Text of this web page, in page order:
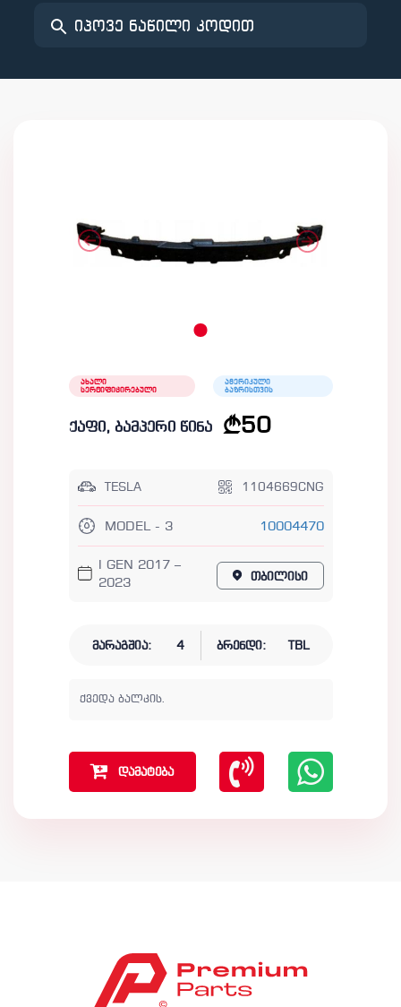
ახალი
სერტიფიცირებული
ამერიკული
ბაზრისთვის
ქაფი, ბამპერი წინა 50
TESLA 1104669CNG
MODEL - 3 10004470
I GEN 2017 –
2023
თბილისი
მარაგშია: 4 ბრენდი: TBL
ქვედა ბალკის.
დამატება